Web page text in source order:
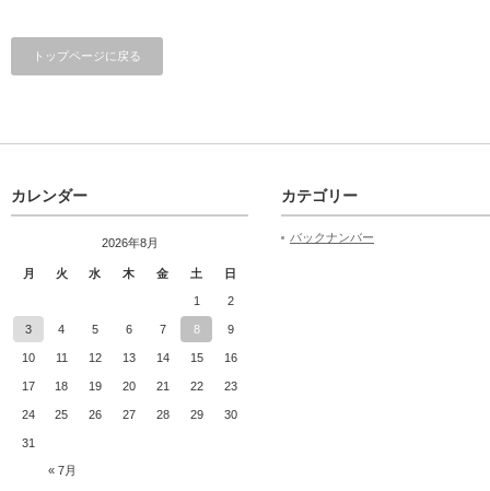
トップページに戻る
カレンダー
2026年8月
月 火 水 木 金 土 日
« 7月
1 2
3 4 5 6 7 8 9
10 11 12 13 14 15 16
17 18 19 20 21 22 23
24 25 26 27 28 29 30
31
カテゴリー
バックナンバー